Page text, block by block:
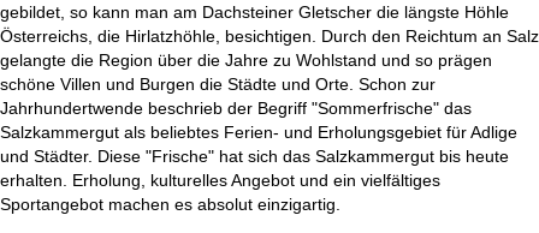
gebildet, so kann man am Dachsteiner Gletscher die längste Höhle
Österreichs, die Hirlatzhöhle, besichtigen. Durch den Reichtum an Salz
gelangte die Region über die Jahre zu Wohlstand und so prägen
schöne Villen und Burgen die Städte und Orte. Schon zur
Jahrhundertwende beschrieb der Begriff "Sommerfrische" das
Salzkammergut als beliebtes Ferien- und Erholungsgebiet für Adlige
und Städter. Diese "Frische" hat sich das Salzkammergut bis heute
erhalten. Erholung, kulturelles Angebot und ein vielfältiges
Sportangebot machen es absolut einzigartig.